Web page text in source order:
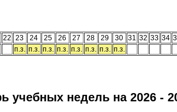
22 23 24 25 26 27 28 29 30 31 32 33 34
п.з. п.з. п.з. п.з. п.з. п.з. п.з. п.з.
учебных недель на 2026 -